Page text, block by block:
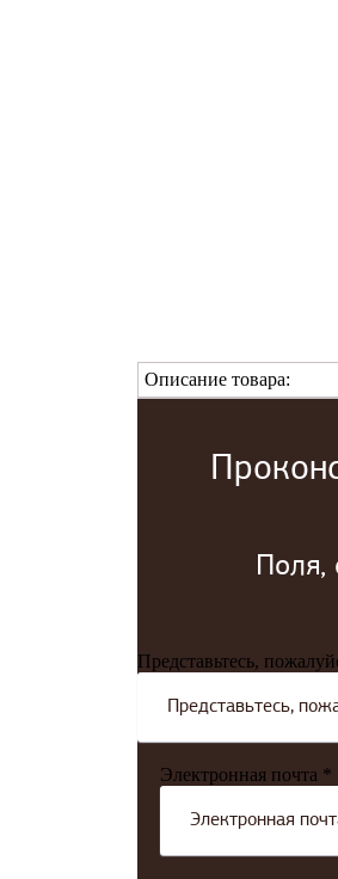
Описание товара:
Поля,
Представьтесь,
Электронная почта *